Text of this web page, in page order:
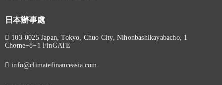
日本辦事處
103-0025 Japan, Tokyo, Chuo City, Nihonbashikayabacho, 1
Chome−8−1 FinGATE
info@climatefinanceasia.com